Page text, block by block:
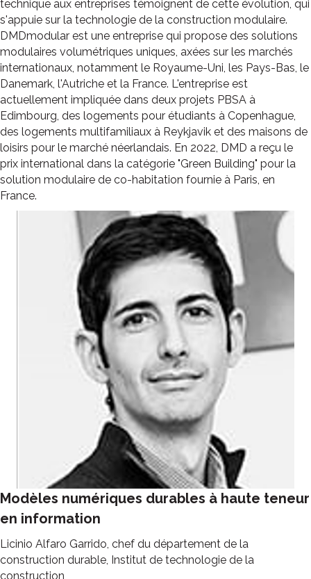
technique aux entreprises témoignent de cette évolution, qui
s'appuie sur la technologie de la construction modulaire.
DMDmodular est une entreprise qui propose des solutions
modulaires volumétriques uniques, axées sur les marchés
internationaux, notamment le Royaume-Uni, les Pays-Bas, le
Danemark, l'Autriche et la France. L'entreprise est
actuellement impliquée dans deux projets PBSA à
Edimbourg, des logements pour étudiants à Copenhague,
des logements multifamiliaux à Reykjavik et des maisons de
loisirs pour le marché néerlandais. En 2022, DMD a reçu le
prix international dans la catégorie "Green Building" pour la
solution modulaire de co-habitation fournie à Paris, en
France.
Modèles numériques durables à haute teneur
en information
Licinio Alfaro Garrido, chef du département de la
construction durable, Institut de technologie de la
construction